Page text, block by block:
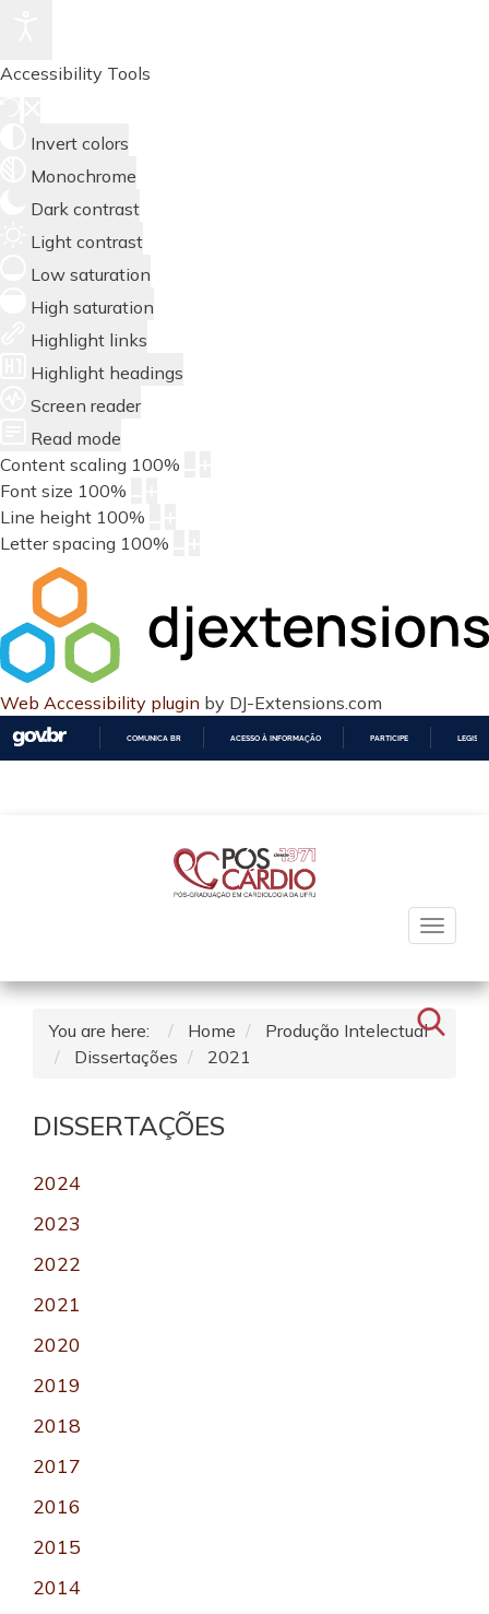
Accessibility Tools
Invert colors
Monochrome
Dark contrast
Light contrast
Low saturation
High saturation
Highlight links
Highlight headings
Screen reader
Read mode
Content scaling 100%
Font size 100%
Line height 100%
Letter spacing 100%
Web Accessibility plugin by DJ-Extensions.com
COMUNICA BR ACESSO À INFORMAÇÃO PARTICIPE
Toggle
You are here: Home
Produção Intelectual
Dissertações
2021
DISSERTAÇÕES
2024
2023
2022
2021
2020
2019
2018
2017
2016
2015
2014